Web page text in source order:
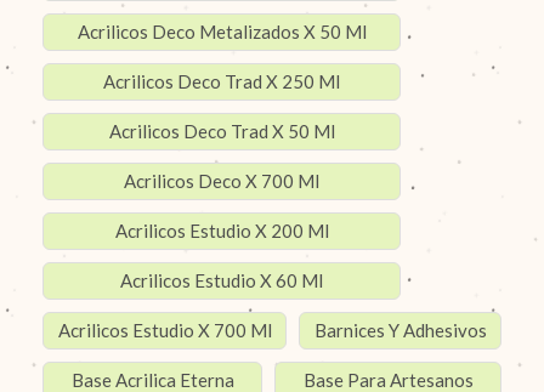
Acrilicos Deco Metalizados X 50 Ml
Acrilicos Deco Trad X 250 Ml
Acrilicos Deco Trad X 50 Ml
Acrilicos Deco X 700 Ml
Acrilicos Estudio X 200 Ml
Acrilicos Estudio X 60 Ml
Acrilicos Estudio X 700 Ml Barnices Y Adhesivos
Base Acrilica Eterna Base Para Artesanos